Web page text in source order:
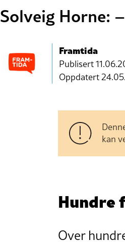
Solveig Horne:
Framtida
Publisert
Oppdatert
kan
Hundre
Over